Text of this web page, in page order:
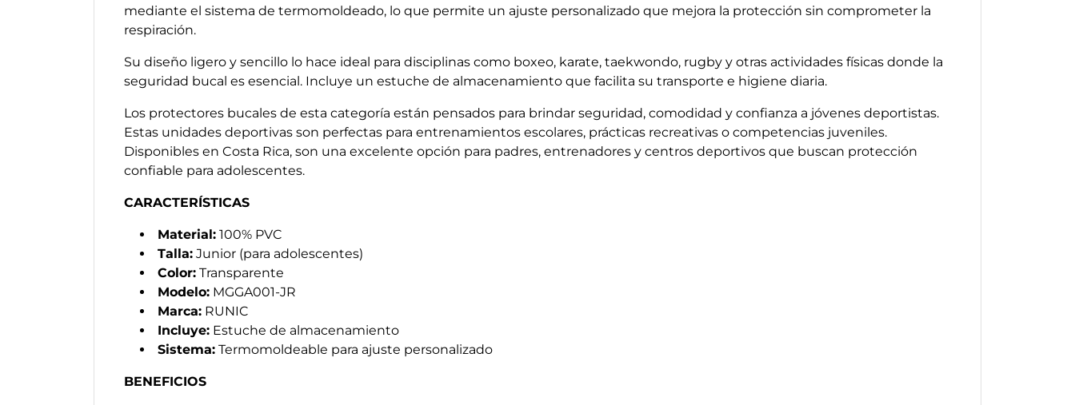
mediante el sistema de termomoldeado, lo que permite un ajuste personalizado que mejora la protección sin comprometer la
respiración.
Su diseño ligero y sencillo lo hace ideal para disciplinas como boxeo, karate, taekwondo, rugby y otras actividades físicas donde la
seguridad bucal es esencial. Incluye un estuche de almacenamiento que facilita su transporte e higiene diaria.
Los protectores bucales de esta categoría están pensados para brindar seguridad, comodidad y confianza a jóvenes deportistas.
Estas unidades deportivas son perfectas para entrenamientos escolares, prácticas recreativas o competencias juveniles.
Disponibles en Costa Rica, son una excelente opción para padres, entrenadores y centros deportivos que buscan protección
confiable para adolescentes.
CARACTERÍSTICAS
Material: 100% PVC
Talla: Junior (para adolescentes)
Color: Transparente
Modelo: MGGA001-JR
Marca: RUNIC
Incluye: Estuche de almacenamiento
Sistema: Termomoldeable para ajuste personalizado
BENEFICIOS